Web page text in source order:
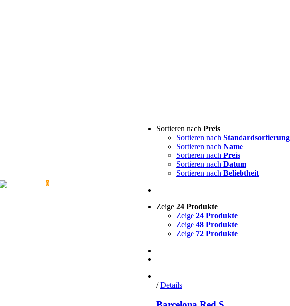
Sortieren nach Preis
Sortieren nach Standardsortierung
Sortieren nach Name
Sortieren nach Preis
Sortieren nach Datum
Sortieren nach Beliebtheit
Zeige 24 Produkte
Zeige 24 Produkte
Zeige 48 Produkte
Zeige 72 Produkte
/ Details
0